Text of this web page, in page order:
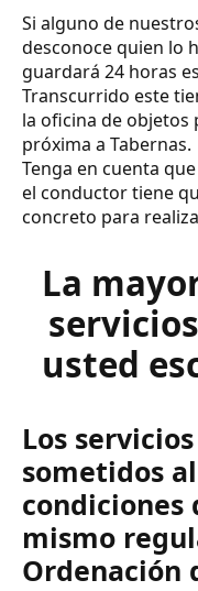
Si alguno de
desconoce quien lo
guardará 24 horas
Transcurrido este
la oficina de objetos
próxima a Tabernas.
Tenga en cuenta
el conductor tiene
concreto para
La
usted
Los
sometidos
condiciones
mismo
Ordenación